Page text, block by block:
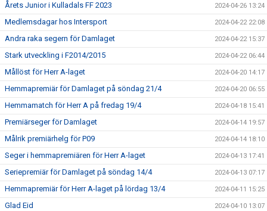
Årets Junior i Kulladals FF 2023 2024-04-26 13:24
Medlemsdagar hos Intersport 2024-04-22 22:08
Andra raka segern för Damlaget 2024-04-22 15:37
Stark utveckling i F2014/2015 2024-04-22 06:44
Mållöst för Herr A-laget 2024-04-20 14:17
Hemmapremiär för Damlaget på söndag 21/4 2024-04-20 06:55
Hemmamatch för Herr A på fredag 19/4 2024-04-18 15:41
Premiärseger för Damlaget 2024-04-14 19:57
Målrik premiärhelg för P09 2024-04-14 18:10
Seger i hemmapremiären för Herr A-laget 2024-04-13 17:41
Seriepremiär för Damlaget på söndag 14/4 2024-04-13 07:17
Hemmapremiär för Herr A-laget på lördag 13/4 2024-04-11 15:25
Glad Eid 2024-04-10 13:07